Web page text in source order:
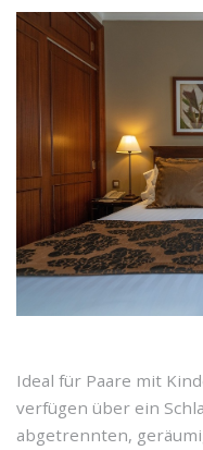
Ideal für Paare mit
verfügen über ein
abgetrennten,